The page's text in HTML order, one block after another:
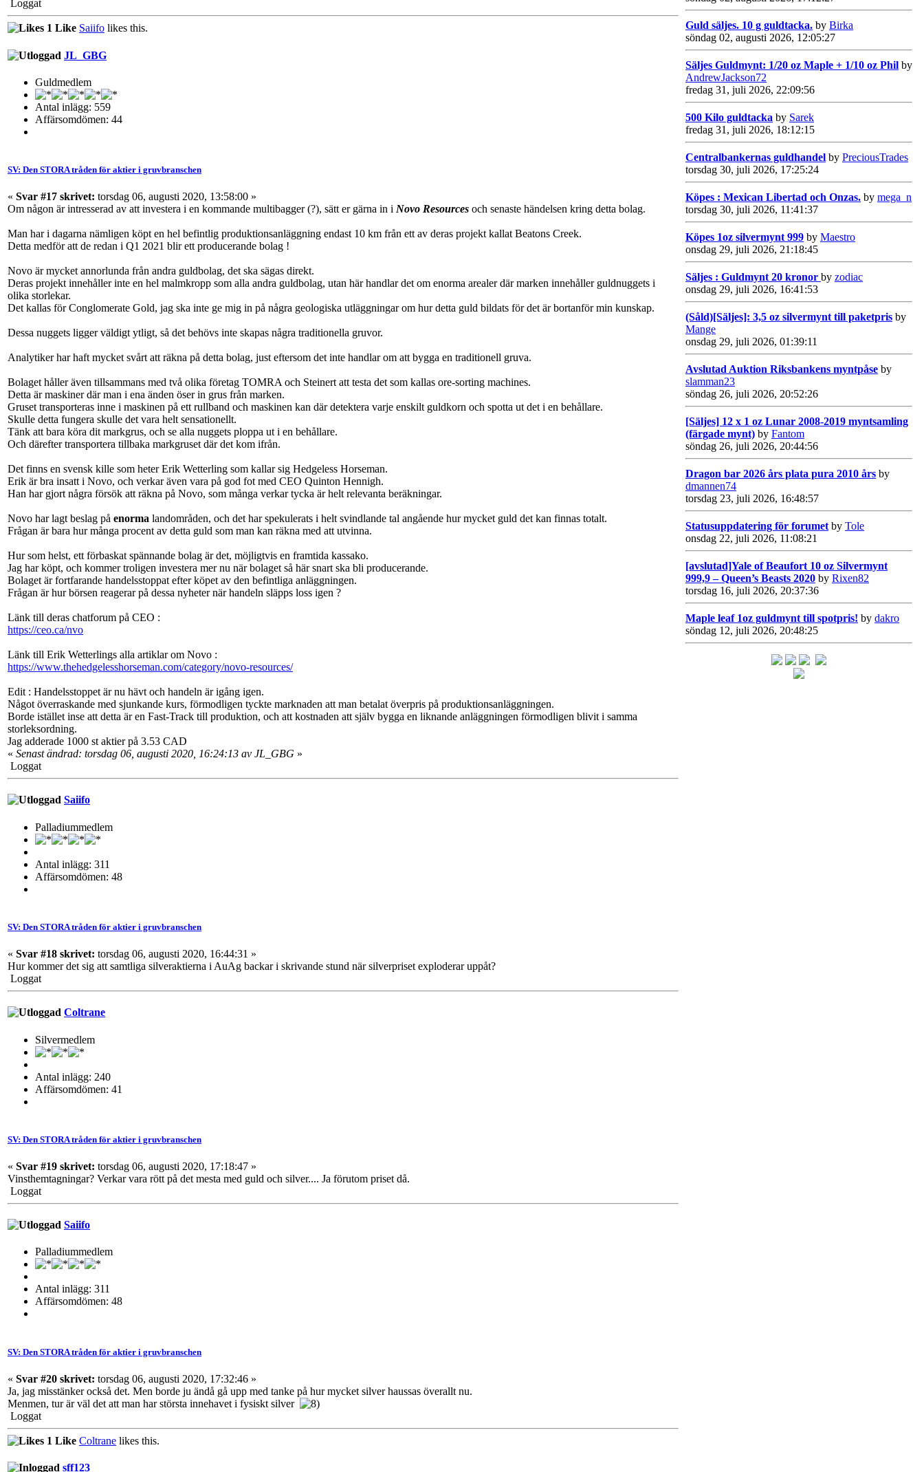
Loggat
1 Like Saiifo likes this.
JL_GBG
Guldmedlem
Antal inlägg: 559
Affärsomdömen: 44
SV: Den STORA tråden för aktier i gruvbranschen
« Svar #17 skrivet: torsdag 06, augusti 2020, 13:58:00 »
Om någon är intresserad av att investera i en kommande multibagger (?), sätt er gärna in i Novo Resources och senaste händelsen kring detta bolag.
Man har i dagarna nämligen köpt en hel befintlig produktionsanläggning endast 10 km från ett av deras projekt kallat Beatons Creek.
Detta medför att de redan i Q1 2021 blir ett producerande bolag !
Novo är mycket annorlunda från andra guldbolag, det ska sägas direkt.
Deras projekt innehåller inte en hel malmkropp som alla andra guldbolag, utan här handlar det om enorma arealer där marken innehåller guldnuggets i
olika storlekar.
Det kallas för Conglomerate Gold, jag ska inte ge mig in på några geologiska utläggningar om hur detta guld bildats för det är bortanför min kunskap.
Dessa nuggets ligger väldigt ytligt, så det behövs inte skapas några traditionella gruvor.
Analytiker har haft mycket svårt att räkna på detta bolag, just eftersom det inte handlar om att bygga en traditionell gruva.
Bolaget håller även tillsammans med två olika företag TOMRA och Steinert att testa det som kallas ore-sorting machines.
Detta är maskiner där man i ena änden öser in grus från marken.
Gruset transporteras inne i maskinen på ett rullband och maskinen kan där detektera varje enskilt guldkorn och spotta ut det i en behållare.
Skulle detta fungera skulle det vara helt sensationellt.
Tänk att bara köra dit markgrus, och se alla nuggets ploppa ut i en behållare.
Och därefter transportera tillbaka markgruset där det kom ifrån.
Det finns en svensk kille som heter Erik Wetterling som kallar sig Hedgeless Horseman.
Erik är bra insatt i Novo, och verkar även vara på god fot med CEO Quinton Hennigh.
Han har gjort några försök att räkna på Novo, som många verkar tycka är helt relevanta beräkningar.
Novo har lagt beslag på enorma landområden, och det har spekulerats i helt svindlande tal angående hur mycket guld det kan finnas totalt.
Frågan är bara hur många procent av detta guld som man kan räkna med att utvinna.
Hur som helst, ett förbaskat spännande bolag är det, möjligtvis en framtida kassako.
Jag har köpt, och kommer troligen investera mer nu när bolaget så här snart ska bli producerande.
Bolaget är fortfarande handelsstoppat efter köpet av den befintliga anläggningen.
Frågan är hur börsen reagerar på dessa nyheter när handeln släpps loss igen ?
Länk till deras chatforum på CEO :
https://ceo.ca/nvo
Länk till Erik Wetterlings alla artiklar om Novo :
https://www.thehedgelesshorseman.com/category/novo-resources/
Edit : Handelsstoppet är nu hävt och handeln är igång igen.
Något överraskande med sjunkande kurs, förmodligen tyckte marknaden att man betalat överpris på produktionsanläggningen.
Borde istället inse att detta är en Fast-Track till produktion, och att kostnaden att själv bygga en liknande anläggningen förmodligen blivit i samma
storleksordning.
Jag adderade 1000 st aktier på 3.53 CAD
« Senast ändrad: torsdag 06, augusti 2020, 16:24:13 av JL_GBG »
Loggat
Saiifo
Palladiummedlem
Antal inlägg: 311
Affärsomdömen: 48
SV: Den STORA tråden för aktier i gruvbranschen
« Svar #18 skrivet: torsdag 06, augusti 2020, 16:44:31 »
Hur kommer det sig att samtliga silveraktierna i AuAg backar i skrivande stund när silverpriset exploderar uppåt?
Loggat
Coltrane
Silvermedlem
Antal inlägg: 240
Affärsomdömen: 41
SV: Den STORA tråden för aktier i gruvbranschen
« Svar #19 skrivet: torsdag 06, augusti 2020, 17:18:47 »
Vinsthemtagningar? Verkar vara rött på det mesta med guld och silver.... Ja förutom priset då.
Loggat
Saiifo
Palladiummedlem
Antal inlägg: 311
Affärsomdömen: 48
SV: Den STORA tråden för aktier i gruvbranschen
« Svar #20 skrivet: torsdag 06, augusti 2020, 17:32:46 »
Ja, jag misstänker också det. Men borde ju ändå gå upp med tanke på hur mycket silver haussas överallt nu.
Menmen, tur är väl det att man har största innehavet i fysiskt silver
Loggat
1 Like Coltrane likes this.
sff123
Guld säljes. 10 g guldtacka. by Birka
söndag 02, augusti 2026, 12:05:27
Säljes Guldmynt: 1/20 oz Maple + 1/10 oz Phil by
AndrewJackson72
fredag 31, juli 2026, 22:09:56
500 Kilo guldtacka by Sarek
fredag 31, juli 2026, 18:12:15
Centralbankernas guldhandel by PreciousTrades
torsdag 30, juli 2026, 17:25:24
Köpes : Mexican Libertad och Onzas. by mega_n
torsdag 30, juli 2026, 11:41:37
Köpes 1oz silvermynt 999 by Maestro
onsdag 29, juli 2026, 21:18:45
Säljes : Guldmynt 20 kronor by zodiac
onsdag 29, juli 2026, 16:41:53
(Såld)[Säljes]: 3,5 oz silvermynt till paketpris by
Mange
onsdag 29, juli 2026, 01:39:11
Avslutad Auktion Riksbankens myntpåse by
slamman23
söndag 26, juli 2026, 20:52:26
[Säljes] 12 x 1 oz Lunar 2008-2019 myntsamling
(färgade mynt) by Fantom
söndag 26, juli 2026, 20:44:56
Dragon bar 2026 års plata pura 2010 års by
dmannen74
torsdag 23, juli 2026, 16:48:57
Statusuppdatering för forumet by Tole
onsdag 22, juli 2026, 11:08:21
[avslutad]Yale of Beaufort 10 oz Silvermynt
999,9 – Queen’s Beasts 2020 by Rixen82
torsdag 16, juli 2026, 20:37:36
Maple leaf 1oz guldmynt till spotpris! by dakro
söndag 12, juli 2026, 20:48:25